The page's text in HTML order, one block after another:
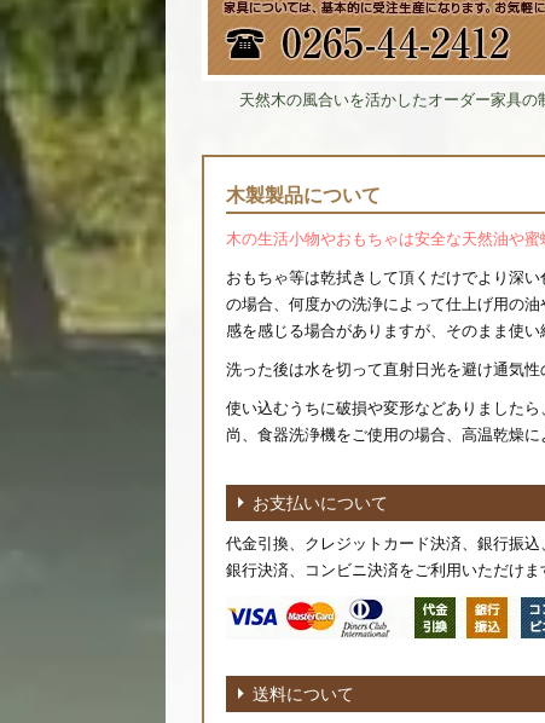
天然木の風合いを活かしたオーダー家具の
木製製品について
木の生活小物やおもちゃは安全な天然油や蜜
おもちゃ等は乾拭きして頂くだけでより深
の場合、何度かの洗浄によって仕上げ用の
感を感じる場合がありますが、そのまま使
洗った後は水を切って直射日光を避け通気性
使い込むうちに破損や変形などありました
尚、食器洗浄機をご使用の場合、高温乾燥
お支払いについて
代金引換、クレジットカード決済、銀行振込
銀行決済、コンビニ決済をご利用いただけま
送料について